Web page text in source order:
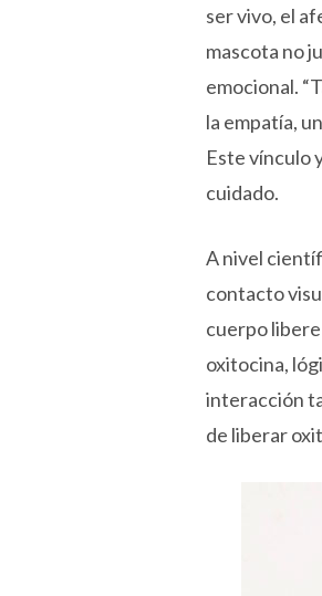
ser vivo, el
mascota no
emocional.
la empatía,
Este vínculo
cuidado.
A nivel
contacto
cuerpo libere
oxitocina,
interacción
de liberar